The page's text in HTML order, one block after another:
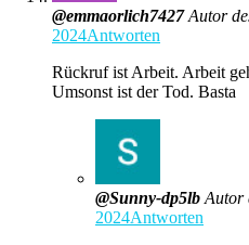
@emmaorlich7427 Autor
2024Antworten
Rückruf ist Arbeit. Arbeit
Umsonst ist der Tod. Basta
@Sunny-dp5lb Autor
2024Antworten